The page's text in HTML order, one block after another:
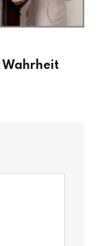
Wahrheit